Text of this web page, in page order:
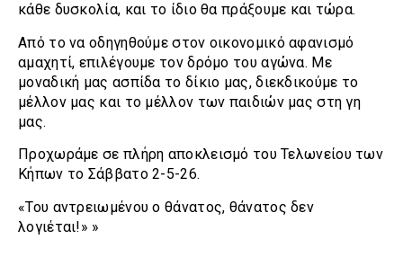
κάθε δυσκολία, και το ίδιο θα πράξουμε και τώρα.
Από το να οδηγηθούμε στον οικονομικό αφανισμό
αμαχητί, επιλέγουμε τον δρόμο του αγώνα. Με
μοναδική μας ασπίδα το δίκιο μας, διεκδικούμε το
μέλλον μας και το μέλλον των παιδιών μας στη γη
μας.
Προχωράμε σε πλήρη αποκλεισμό του Τελωνείου των
Κήπων το Σάββατο 2-5-26.
«Του αντρειωμένου ο θάνατος, θάνατος δεν
λογιέται!» »